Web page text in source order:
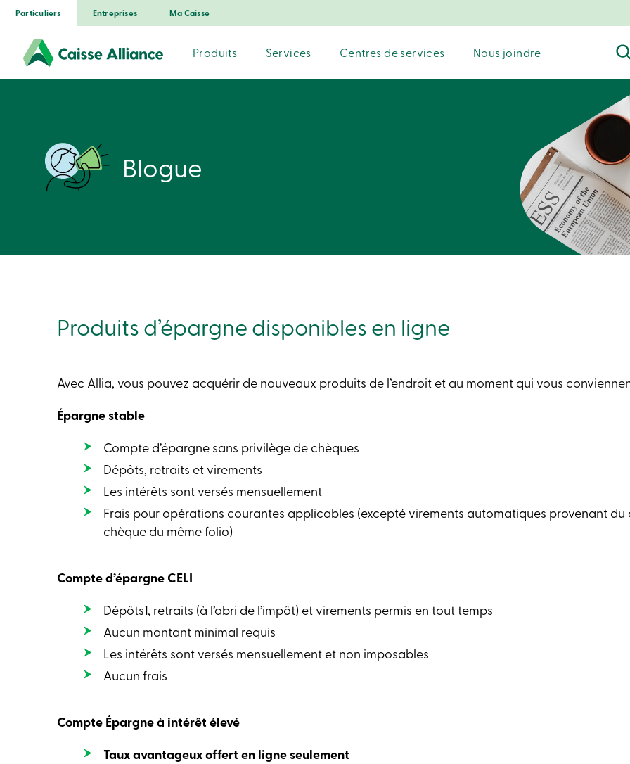
Particuliers
Produits Services Centres de services Nous joindre
Entreprises Ma Caisse
Blogue
Produits d’épargne disponibles en ligne
Avec Allia, vous pouvez acquérir de nouveaux produits de l’endroit et au moment qui vous
Épargne stable
Compte d’épargne sans privilège de chèques
Dépôts, retraits et virements
Les intérêts sont versés mensuellement
Frais pour opérations courantes applicables (excepté virements automatiques provenant
chèque du même folio)
Compte d’épargne CELI
Dépôts1, retraits (à l’abri de l’impôt) et virements permis en tout temps
Aucun montant minimal requis
Les intérêts sont versés mensuellement et non imposables
Aucun frais
Compte Épargne à intérêt élevé
Taux avantageux offert en ligne seulement